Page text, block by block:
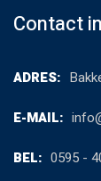
Contact
ADRES:
E-MAIL:
BEL: 0595 -